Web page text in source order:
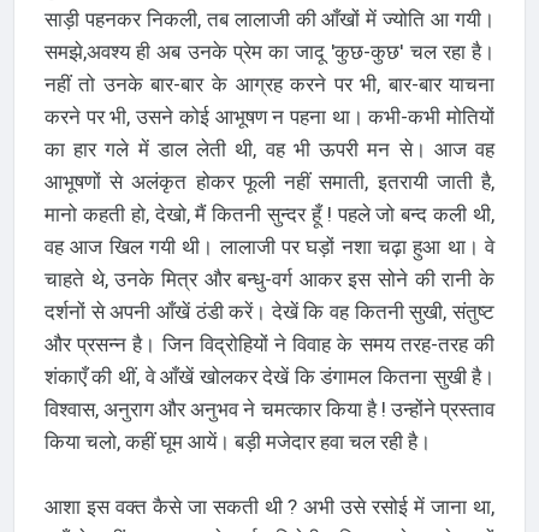
साड़ी पहनकर निकली, तब लालाजी की आँखों में ज्योति आ गयी।
समझे,अवश्य ही अब उनके प्रेम का जादू 'कुछ-कुछ' चल रहा है।
नहीं तो उनके बार-बार के आग्रह करने पर भी, बार-बार याचना
करने पर भी, उसने कोई आभूषण न पहना था। कभी-कभी मोतियों
का हार गले में डाल लेती थी, वह भी ऊपरी मन से। आज वह
आभूषणों से अलंकृत होकर फूली नहीं समाती, इतरायी जाती है,
मानो कहती हो, देखो, मैं कितनी सुन्दर हूँ ! पहले जो बन्द कली थी,
वह आज खिल गयी थी। लालाजी पर घड़ों नशा चढ़ा हुआ था। वे
चाहते थे, उनके मित्र और बन्धु-वर्ग आकर इस सोने की रानी के
दर्शनों से अपनी आँखें ठंडी करें। देखें कि वह कितनी सुखी, संतुष्ट
और प्रसन्न है। जिन विद्रोहियों ने विवाह के समय तरह-तरह की
शंकाएँ की थीं, वे आँखें खोलकर देखें कि डंगामल कितना सुखी है।
विश्वास, अनुराग और अनुभव ने चमत्कार किया है ! उन्होंने प्रस्ताव
किया चलो, कहीं घूम आयें। बड़ी मजेदार हवा चल रही है।
आशा इस वक्त कैसे जा सकती थी ? अभी उसे रसोई में जाना था,